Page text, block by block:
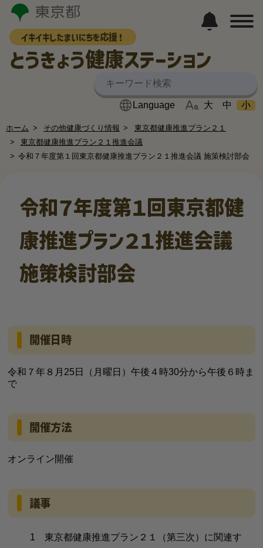
イキイキしたまいにちを応援！
とうきょう健康ステーション
大 中 小
ホーム その他健康づくり情報
東京都健康推進プラン２１
東京都健康推進プラン２１推進会議
令和７年度第１回東京都健康推進プラン２１推進会議 施策検討部会
令和７年度第１回東京都健
康推進プラン２１推進会議
施策検討部会
開催日時
令和７年８月25日（月曜日）午後４時30分から午後６時ま
で
開催方法
オンライン開催
議事
1 東京都健康推進プラン２１（第三次）に関連す